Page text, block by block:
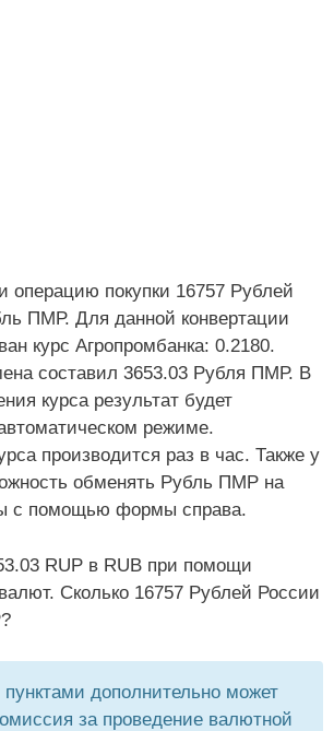
операцию покупки 16757 Рублей
ПМР. Для данной конвертации
курс Агропромбанка: 0.2180.
составил 3653.03 Рубля ПМР. В
курса результат будет
режиме.
производится раз в час. Также у
обменять Рубль ПМР на
с помощью формы справа.
RUP в RUB при помощи
Сколько 16757 Рублей России
дополнительно может
за проведение валютной